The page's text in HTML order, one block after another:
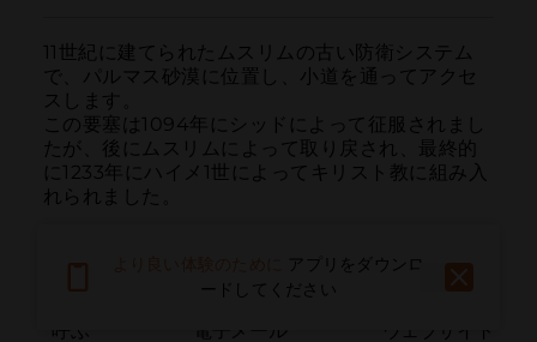
11世紀に建てられたムスリムの古い防衛システム
で、パルマス砂漠に位置し、小道を通ってアクセ
スします。
この要塞は1094年にシッドによって征服されまし
たが、後にムスリムによって取り戻され、最終的
に1233年にハイメ1世によってキリスト教に組み入
れられました。
呼ぶ 電子メール ウェブサイト
アプリをダウンロ
ードしてください